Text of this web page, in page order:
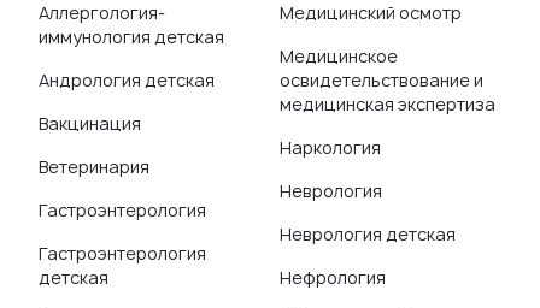
Аллергология-
иммунология детская
Андрология детская
Вакцинация
Ветеринария
Гастроэнтерология
Гастроэнтерология
детская
Медицинский осмотр
Медицинское
освидетельствование и
медицинская экспертиза
Наркология
Неврология
Неврология детская
Нефрология